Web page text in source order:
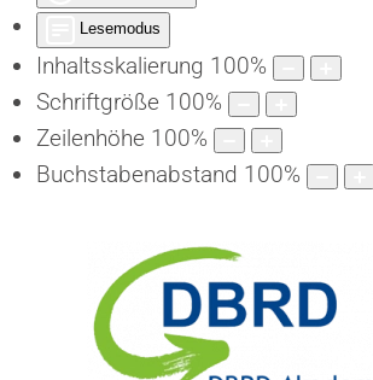
Lesemodus
Inhaltsskalierung 100%
Schriftgröße 100%
Zeilenhöhe 100%
Buchstabenabstand 100%